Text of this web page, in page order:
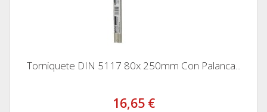
Torniquete DIN 5117 80x 250mm Con Palanca...
16,65 €